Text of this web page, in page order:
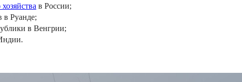
в России;
в Руанде;
в Венгрии;